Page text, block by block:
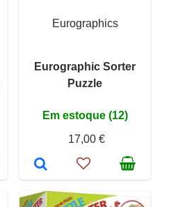
Eurographics
Eurographic Sorter
Puzzle
Em estoque (12)
17,00 €